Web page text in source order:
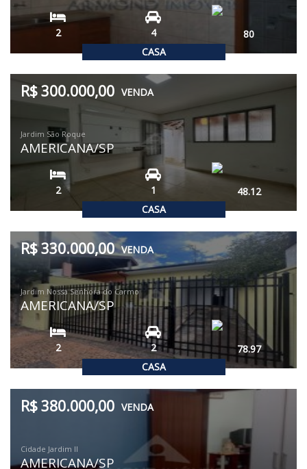
CASA
2 4 80
CASA
R$ 300.000,00 VENDA
Jardim São Roque
AMERICANA/SP
2 1 48.12
CASA
R$ 330.000,00 VENDA
Jardim Nossa Senhora do Carmo
AMERICANA/SP
2 2 78.97
R$ 380.000,00 VENDA
Cidade Jardim II
AMERICANA/SP